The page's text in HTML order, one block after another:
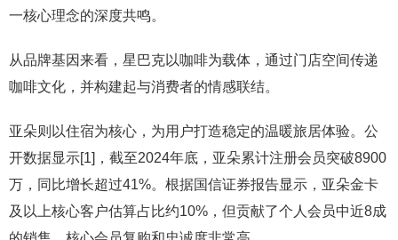
一核心理念的深度共鸣。
从品牌基因来看，星巴克以咖啡为载体，通过门店空间传递
咖啡文化，并构建起与消费者的情感联结。
亚朵则以住宿为核心，为用户打造稳定的温暖旅居体验。公
开数据显示[1]，截至2024年底，亚朵累计注册会员突破8900
万，同比增长超过41%。根据国信证券报告显示，亚朵金卡
及以上核心客户估算占比约10%，但贡献了个人会员中近8成